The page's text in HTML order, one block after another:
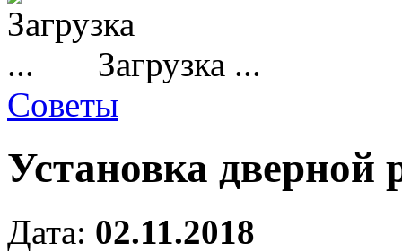
Загрузка ...
Советы
Установка дверной
Дата: 02.11.2018